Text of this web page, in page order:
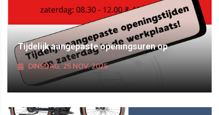
Tijdelijk aangepaste openingsuren op
DINSDAG, 25 NOV. 2025